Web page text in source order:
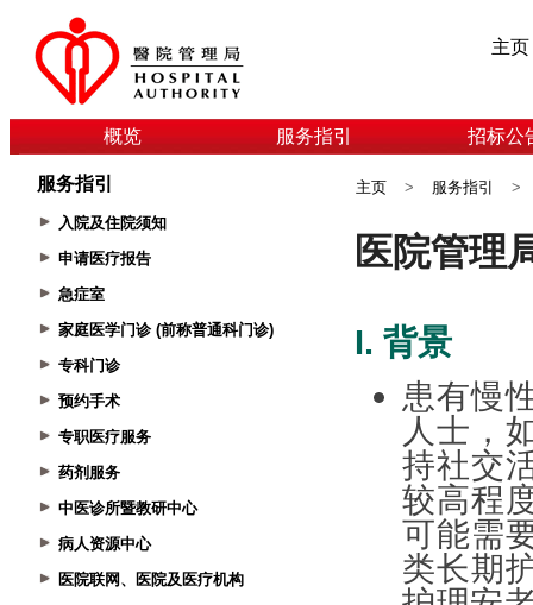
主页
概览 服务指引 招标公
服务指引
入院及住院须知
申请医疗报告
急症室
家庭医学门诊 (前称普通科门诊)
专科门诊
预约手术
专职医疗服务
药剂服务
中医诊所暨教研中心
病人资源中心
医院联网、医院及医疗机构
主页 > 服务指引 >